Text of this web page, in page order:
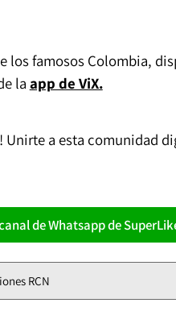
los famosos Colombia,
la app de ViX.
Unirte a esta comunidad
de Whatsapp de
RCN